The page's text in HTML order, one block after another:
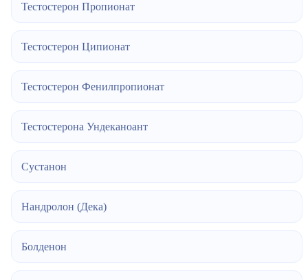
Тестостерон Пропионат
Тестостерон Ципионат
Тестостерон Фенилпропионат
Тестостерона Ундеканоант
Сустанон
Нандролон (Дека)
Болденон